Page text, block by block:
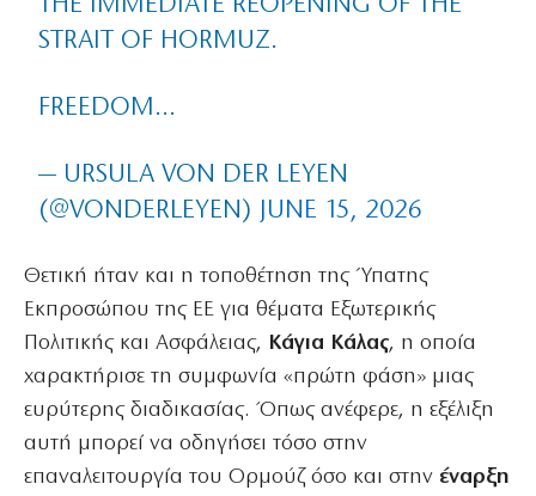
STRAIT OF HORMUZ.
FREEDOM…
— URSULA VON DER LEYEN
(@VONDERLEYEN)
JUNE 15, 2026
Θετική ήταν και η τοποθέτηση της Ύπατης
Εκπροσώπου της ΕΕ για θέματα Εξωτερικής
Πολιτικής και Ασφάλειας, Κάγια Κάλας, η οποία
χαρακτήρισε τη συμφωνία «πρώτη φάση» μιας
ευρύτερης διαδικασίας. Όπως ανέφερε, η εξέλιξη
αυτή μπορεί να οδηγήσει τόσο στην
επαναλειτουργία του Ορμούζ όσο και στην έναρξη